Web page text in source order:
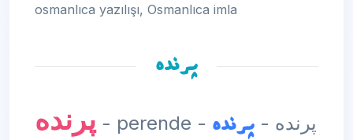
osmanlıca yazılışı, Osmanlıca imla
پرنده
پرنده - perende - پرنده - پرنده